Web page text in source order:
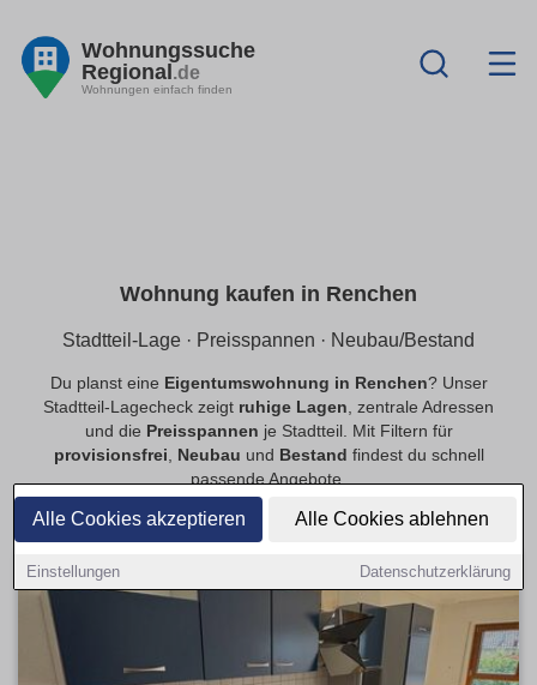
Alle Cookies akzeptieren Alle Cookies ablehnen
Einstellungen Datenschutzerklärung
Wohnungssuche
Regional.de
Wohnungen einfach finden
Wohnung kaufen in Renchen
Stadtteil-Lage · Preisspannen · Neubau/Bestand
Du planst eine Eigentumswohnung in Renchen? Unser
Stadtteil-Lagecheck zeigt ruhige Lagen , zentrale Adressen
und die Preisspannen je Stadtteil. Mit Filtern für
provisionsfrei
Neubau und Bestand findest du schnell
passende Angebote.